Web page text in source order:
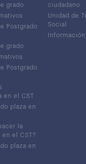
grado
Postgrado
grado
Postgrado
en el CST
plaza en
la
el CST?
plaza en
ciudadano
Unidad de
Social
Información